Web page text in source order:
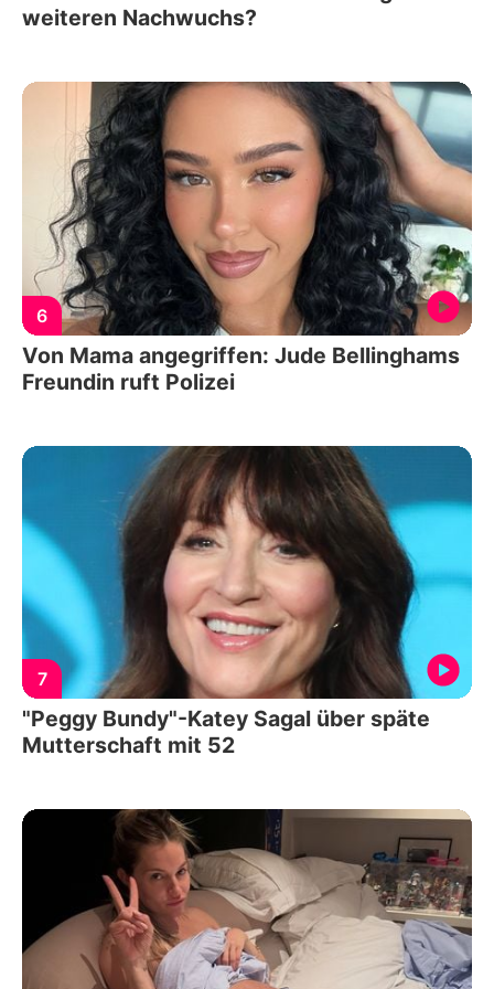
weiteren Nachwuchs?
6
Von Mama angegriffen: Jude Bellinghams
Freundin ruft Polizei
7
"Peggy Bundy"-Katey Sagal über späte
Mutterschaft mit 52